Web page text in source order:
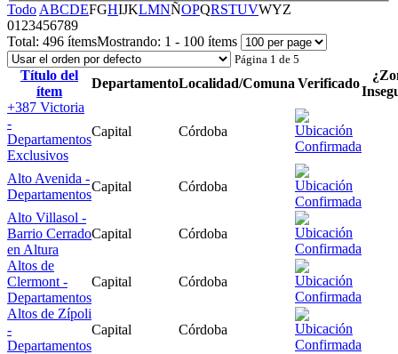
Todo ABCDEFGHIJKLMNÑOPQRSTUVWYZ
01 23456789
Total: 496 ítemsMostrando: 1 - 100 ítems
Página 1 de 5
Título del
ítem
DepartamentoLocalidad/Comuna Verificado
+387 Victoria
-
Departamentos
Exclusivos
Capital Córdoba
Alto Avenida -
Departamentos
Capital Córdoba
Alto Villasol -
Barrio Cerrado
en Altura
Capital Córdoba
Altos de
Clermont -
Departamentos
Capital Córdoba
Altos de Zípoli
-
Departamentos
Capital Córdoba